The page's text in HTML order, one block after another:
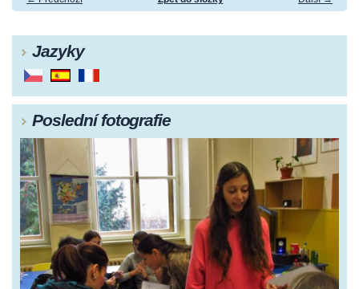
Jazyky
Poslední fotografie